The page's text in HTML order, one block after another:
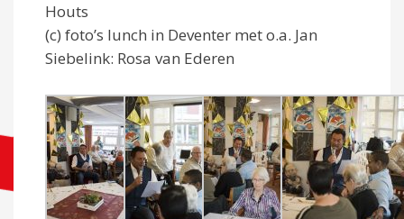
Houts
(c) foto’s lunch in Deventer met o.a. Jan
Siebelink: Rosa van Ederen